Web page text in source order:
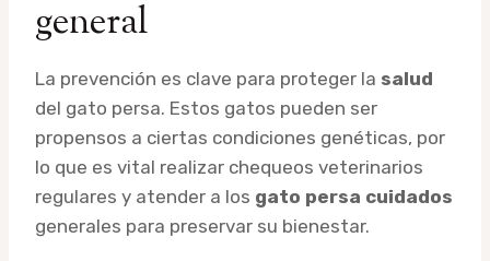
general
La prevención es clave para proteger la salud
del gato persa. Estos gatos pueden ser
propensos a ciertas condiciones genéticas, por
lo que es vital realizar chequeos veterinarios
regulares y atender a los gato persa cuidados
generales para preservar su bienestar.